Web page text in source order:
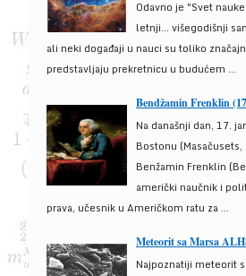
Odavno je "Svet
letnji... višegodišnji
ali neki događaji u nauci su toliko
predstavljaju prekretnicu u budućem ...
Bendžamin Frenklin
Na današnji dan, 17.
Bostonu (Masačusets,
Benžamin Frenklin
američki naučnik i
prava, učesnik u Američkom ratu za ...
Meteorit sa Marsa
Najpoznatiji meteorit